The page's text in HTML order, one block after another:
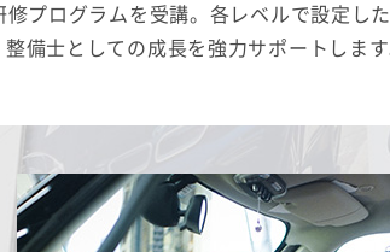
プログラムを受講。各レベルで設定し
備士としての成長を強力サポートします